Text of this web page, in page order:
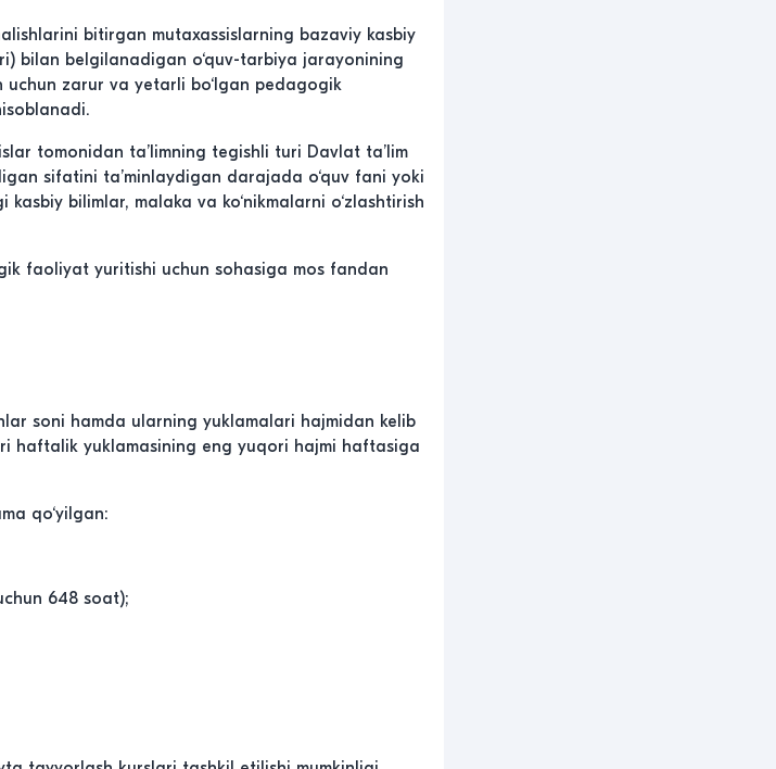
bitirgan mutaxassislarning bazaviy kasbiy
bilan belgilanadigan o‘quv-tarbiya jarayonining
zarur va yetarli bo‘lgan pedagogik
tomonidan ta’limning tegishli turi Davlat ta’lim
sifatini ta’minlaydigan darajada o‘quv fani yoki
bilimlar, malaka va ko‘nikmalarni o‘zlashtirish
faoliyat yuritishi uchun sohasiga mos fandan
soni hamda ularning yuklamalari hajmidan kelib
haftalik yuklamasining eng yuqori hajmi haftasiga
qo‘yilgan:
648 soat);